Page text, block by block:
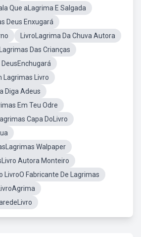
Que aLagrima E Salgada
Deus Enxugará
LivroLagrima Da Chuva Autora
Das Crianças
Lagrimas Livro
Diga Adeus
Em Teu Odre
Capa DoLivro
Walpaper
Autora Monteiro
LivroO Fabricante De Lagrimas
LivroAgrima